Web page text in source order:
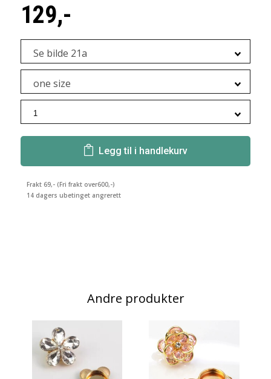
129,-
Se bilde 21a
one size
Legg til i handlekurv
Frakt 69,- (Fri frakt over600,-)
14 dagers ubetinget angrerett
Andre produkter